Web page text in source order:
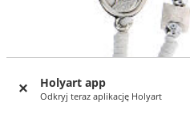
Holyart app
Odkryj teraz aplikację Holyart